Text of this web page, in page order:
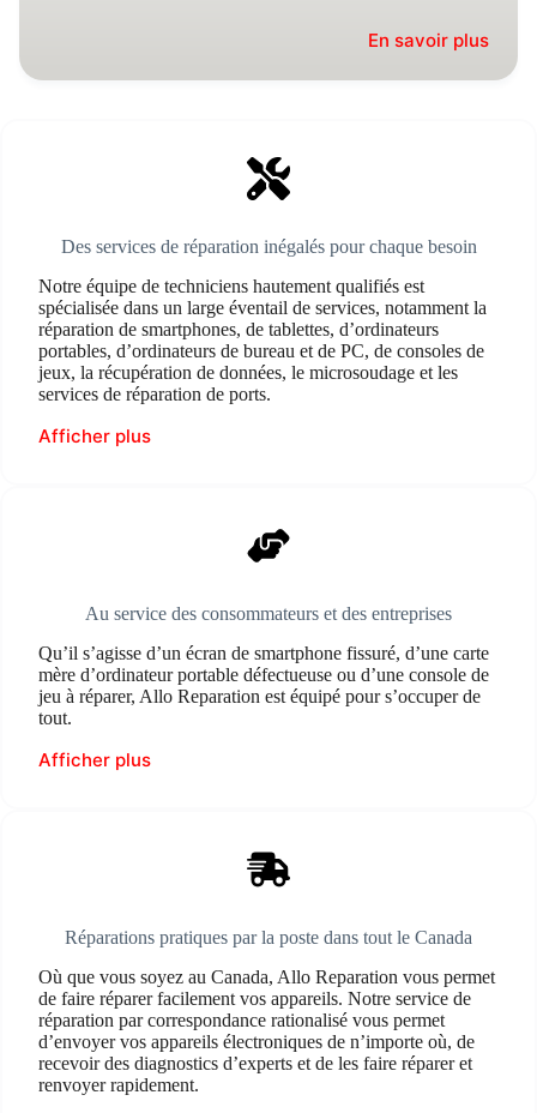
En savoir plus
Des services de réparation inégalés pour chaque besoin
Notre équipe de techniciens hautement qualifiés est
spécialisée dans un large éventail de services, notamment la
réparation de smartphones, de tablettes, d’ordinateurs
portables, d’ordinateurs de bureau et de PC, de consoles de
jeux, la récupération de données, le microsoudage et les
services de réparation de ports.
Afficher plus
Au service des consommateurs et des entreprises
Qu’il s’agisse d’un écran de smartphone fissuré, d’une carte
mère d’ordinateur portable défectueuse ou d’une console de
jeu à réparer, Allo Reparation est équipé pour s’occuper de
tout.
Afficher plus
Réparations pratiques par la poste dans tout le Canada
Où que vous soyez au Canada, Allo Reparation vous permet
de faire réparer facilement vos appareils. Notre service de
réparation par correspondance rationalisé vous permet
d’envoyer vos appareils électroniques de n’importe où, de
recevoir des diagnostics d’experts et de les faire réparer et
renvoyer rapidement.